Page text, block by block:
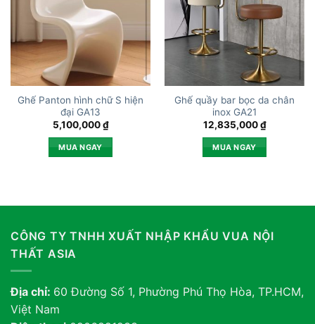
Ghế Panton hình chữ S hiện
đại GA13
5,100,000₫
MUA NGAY
Ghế quầy bar bọc da chân
inox GA21
12,835,000₫
MUA NGAY
CÔNG TY TNHH XUẤT NHẬP KHẨU VUA NỘI
THẤT ASIA
Địa chỉ: 60 Đường Số 1, Phường Phú Thọ Hòa, TP.HCM,
Việt Nam